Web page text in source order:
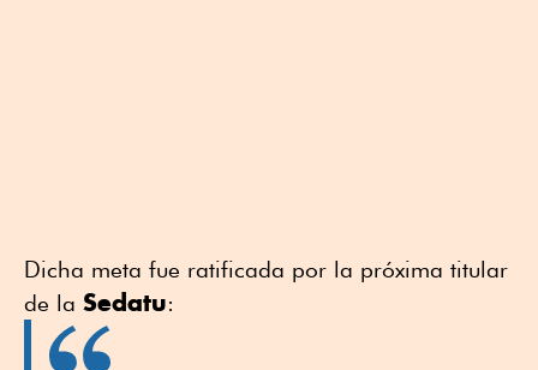
Dicha meta fue ratificada por la próxima titular
de la Sedatu: